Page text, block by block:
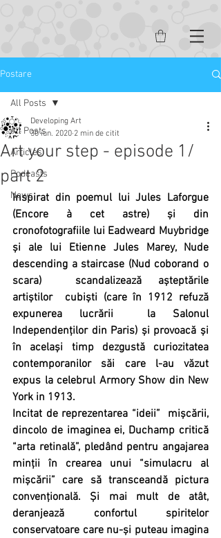
Postare
All Posts
Articles
Podcasts
News
All Posts
Art your step - episode 1/
part 2
Developing Art
30 iun. 2020 2 min de citit
Inspirat din poemul lui Jules Laforgue
(Encore à cet astre) și din
cronofotografiile lui Eadweard Muybridge
și ale lui Etienne Jules Marey, Nude
descending a staircase (Nud coborand o
scara)  scandalizează așteptările
artiștilor  cubiști (care în 1912 refuză
expunerea lucrării  la Salonul
Independenților din Paris) și provoacă și
în același timp dezgustă curiozitatea
contemporanilor săi care l-au văzut
expus la celebrul Armory Show din New
York in 1913.
Incitat de reprezentarea “ideii”  mișcării,
dincolo de imaginea ei, Duchamp critică
“arta retinală”, pledând pentru angajarea
minții în crearea unui “simulacru al
mișcării” care să transceandă pictura
convențională. Și mai mult de atât,
deranjează confortul spiritelor
conservatoare care nu-și puteau imagina